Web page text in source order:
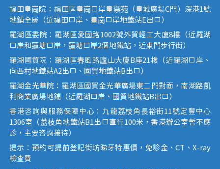
福田皇崗院：福田區皇崗口岸皇禦苑（皇城廣場C門）深港1號
地鋪全層（近福田口岸、皇崗口岸地鐵站E出口）
羅湖區委院：羅湖區愛國路1002號外貿輕工大廈8樓（近羅湖
口岸和蓮塘口岸，蓮塘口岸2個地鐵站，近東門步行街）
羅湖國貿院：羅湖區春風路廬山大廈B座21樓（近羅湖口岸、
向西村地鐵站A2出口、國貿地鐵站B出口）
羅湖金光華院：羅湖區國貿金光華廣場東二門對面，南湖路凱
利商業廣場地鋪（近羅湖口岸、國貿地鐵站B出口）
香港咨詢與服務保障中心：九龍荔枝角長裕街11號定豐中心
1306室（荔枝角地鐵站B1出口直行100米，香港辦公室暫不應
診，主要咨詢接待）
提示：預約可提前登記街坊睇牙特惠價，免診金、CT、X-ray
檢查費